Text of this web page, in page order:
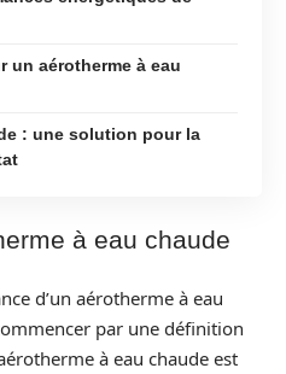
un aérotherme à eau
: une solution pour la
à eau chaude
d’un aérotherme à eau
par une définition
à eau chaude est